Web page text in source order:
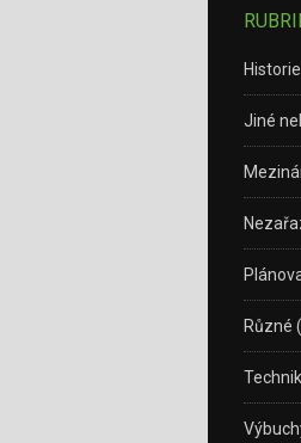
Historie
Jiné
Různé